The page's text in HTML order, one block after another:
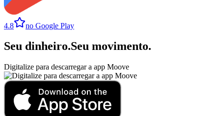
4.8 no Google Play
Seu dinheiro.Seu movimento.
Digitalize para descarregar a app Moove